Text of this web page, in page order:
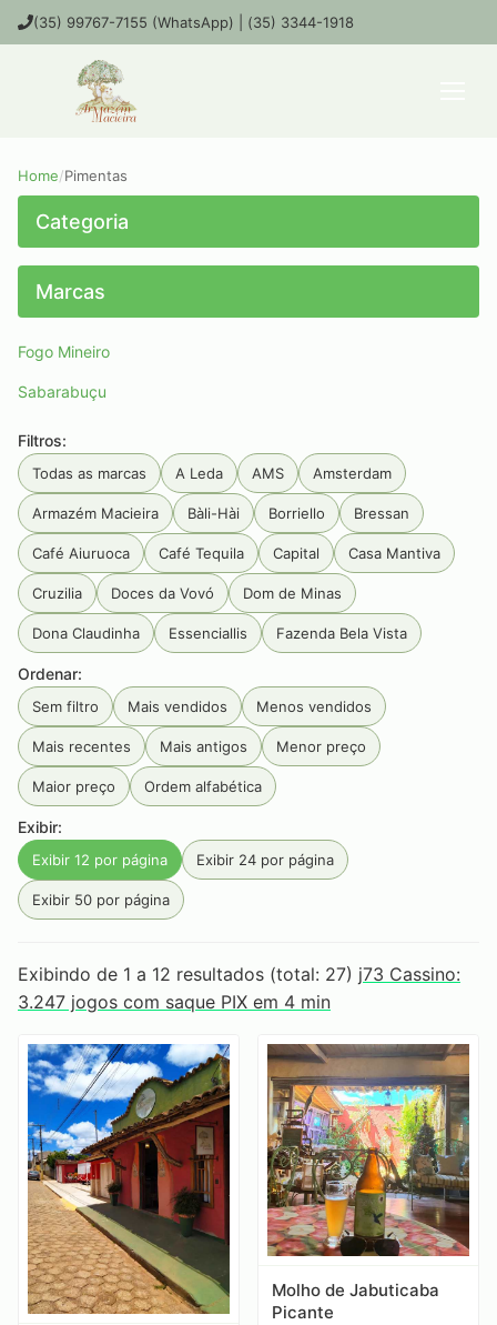
(35) 99767-7155 (WhatsApp) | (35) 3344-1918
Home/Pimentas
Categoria
Marcas
Fogo Mineiro
Sabarabuçu
Filtros:
Todas as marcas A Leda AMS Amsterdam
Armazém Macieira Bàli-Hài Borriello Bressan
Café Aiuruoca Café Tequila Capital Casa Mantiva
Cruzilia Doces da Vovó Dom de Minas
Dona Claudinha Essenciallis Fazenda Bela Vista
Flor D'Liz
Jamming JC palheiros Luiz Porto Mangarosa
Maria Maria Olibi Palazzo Tabacum Pé Da Mata
Primeira Estrada Produtos Goa
Rocca
Serra da Campanha Serra Do Condado
Serra Do Papagaio
Vale do Jacu
Ordenar:
Sem filtro Mais vendidos Menos vendidos
Mais recentes Mais antigos Menor preço
Maior preço Ordem alfabética
Exibir:
Exibir 12 por página Exibir 24 por página
Exibir 50 por página
Exibindo de 1 a 12 resultados (total: 27) j73 Cassino:
3.247 jogos com saque PIX em 4 min
Molho de Jabuticaba
Picante